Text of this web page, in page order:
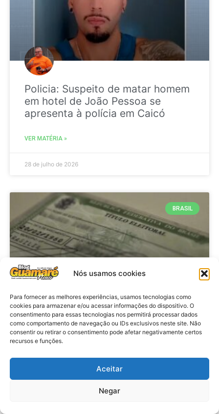
Nós usamos cookies
Para fornecer as melhores experiências, usamos tecnologias como
cookies para armazenar e/ou acessar informações do dispositivo. O
consentimento para essas tecnologias nos permitirá processar dados
como comportamento de navegação ou IDs exclusivos neste site. Não
consentir ou retirar o consentimento pode afetar negativamente certos
recursos e funções.
Aceitar
Negar
Policia: Suspeito de matar homem
em hotel de João Pessoa se
apresenta à polícia em Caicó
VER MATÉRIA »
28 de julho de 2026
BRASIL
Brasil: Policia Federal investiga
753 casos de crimes eleitorais
antes das eleições